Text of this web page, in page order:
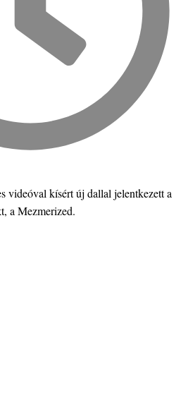
videóval kísért új dallal jelentkezett a
a Mezmerized.